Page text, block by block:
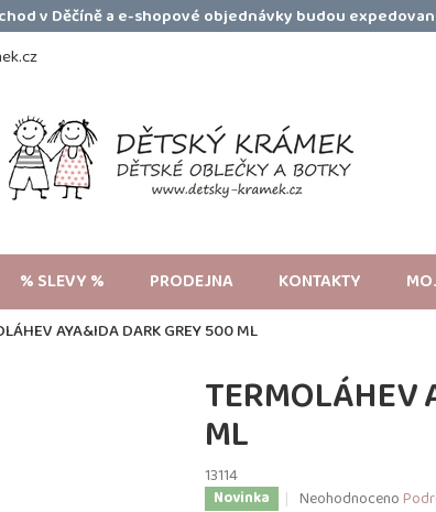
v Děčíně a e-shopové objednávky budou
% SLEVY % PRODEJNA KONTAKTY
AYA&IDA DARK GREY 500 ML
TERMOLÁHEV
ML
13114
Novinka
Průměrné
Neohodnoceno